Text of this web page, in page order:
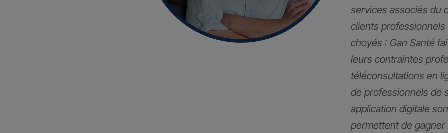
services associés du
clients
choyés : Gan Santé
leurs contraintes
téléconsultations en
de professionnels de
application digitale
permettent de